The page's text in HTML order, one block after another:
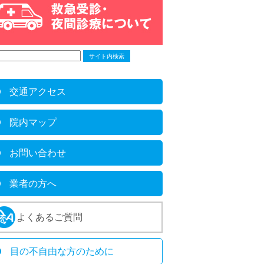
交通アクセス
院内マップ
お問い合わせ
業者の方へ
よくあるご質問
目の不自由な方のために